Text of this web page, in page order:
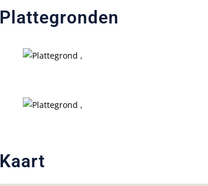
Plattegronden
Kaart